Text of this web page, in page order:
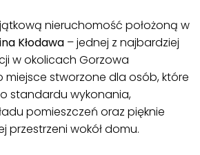
nieruchomość położoną w
Kłodawa – jednej z najbardziej
w okolicach Gorzowa
miejsce stworzone dla osób, które
standardu wykonania,
pomieszczeń oraz pięknie
wokół domu.